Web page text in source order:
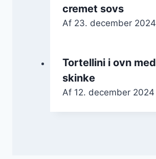
cremet sovs
Af 23. december 2024
Tortellini i ovn med
skinke
Af 12. december 2024